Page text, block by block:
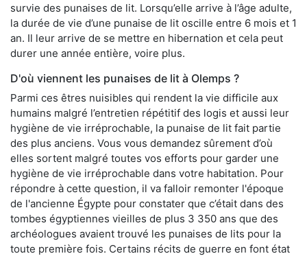
survie des punaises de lit. Lorsqu’elle arrive à l’âge adulte,
la durée de vie d’une punaise de lit oscille entre 6 mois et 1
an. Il leur arrive de se mettre en hibernation et cela peut
durer une année entière, voire plus.
D'où viennent les punaises de lit à Olemps ?
Parmi ces êtres nuisibles qui rendent la vie difficile aux
humains malgré l’entretien répétitif des logis et aussi leur
hygiène de vie irréprochable, la punaise de lit fait partie
des plus anciens. Vous vous demandez sûrement d’où
elles sortent malgré toutes vos efforts pour garder une
hygiène de vie irréprochable dans votre habitation. Pour
répondre à cette question, il va falloir remonter l'époque
de l'ancienne Égypte pour constater que c’était dans des
tombes égyptiennes vieilles de plus 3 350 ans que des
archéologues avaient trouvé les punaises de lits pour la
toute première fois. Certains récits de guerre en font état